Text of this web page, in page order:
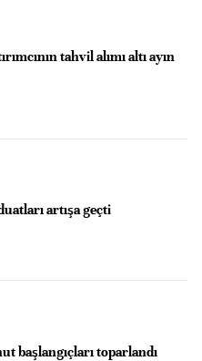
tahvil alımı altı ayın
artışa geçti
başlangıçları toparlandı